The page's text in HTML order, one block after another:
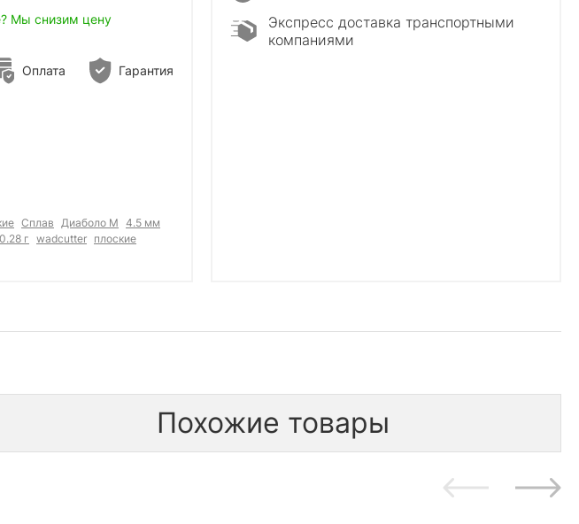
Мы снизим цену
Оплата Гарантия
Сплав Диаболо М 4.5 мм
0.28 г wadcutter плоские
Экспресс доставка транспортными
компаниями
Похожие товары